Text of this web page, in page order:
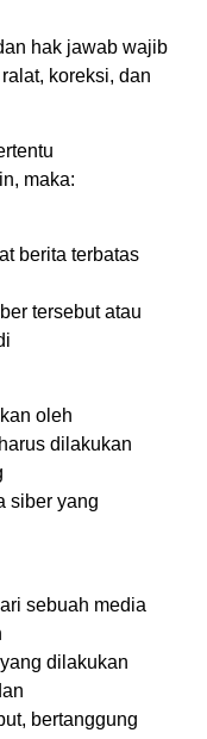
hak jawab wajib
koreksi, dan
maka:
berita terbatas
tersebut atau
oleh
dilakukan
siber yang
sebuah media
dilakukan
bertanggung